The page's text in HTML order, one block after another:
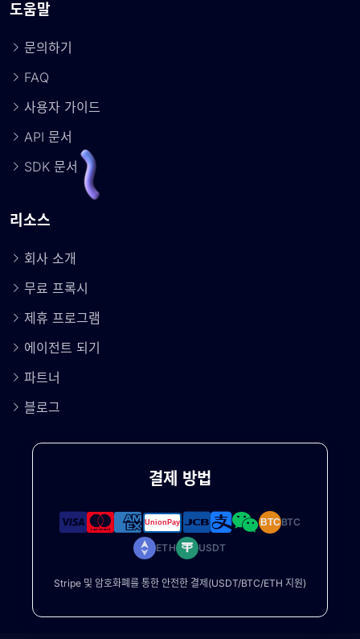
도움말
문의하기
FAQ
사용자 가이드
API 문서
SDK 문서
리소스
회사 소개
무료 프록시
제휴 프로그램
에이전트 되기
파트너
블로그
결제 방법
BTCBTC
ETH USDT
Stripe 및 암호화폐를 통한 안전한 결제(USDT/BTC/ETH 지원)